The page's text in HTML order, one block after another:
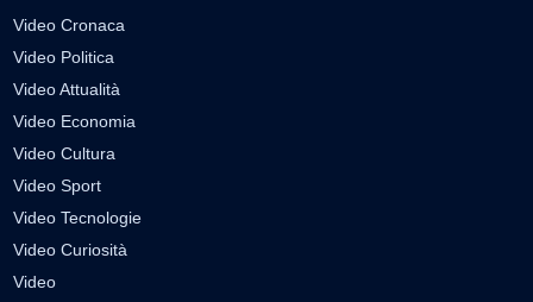
Video Cronaca
Video Politica
Video Attualità
Video Economia
Video Cultura
Video Sport
Video Tecnologie
Video Curiosità
Video